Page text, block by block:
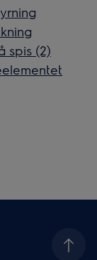
spis (2)